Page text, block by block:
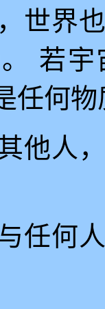
世界
若宇
任何
他人
任何